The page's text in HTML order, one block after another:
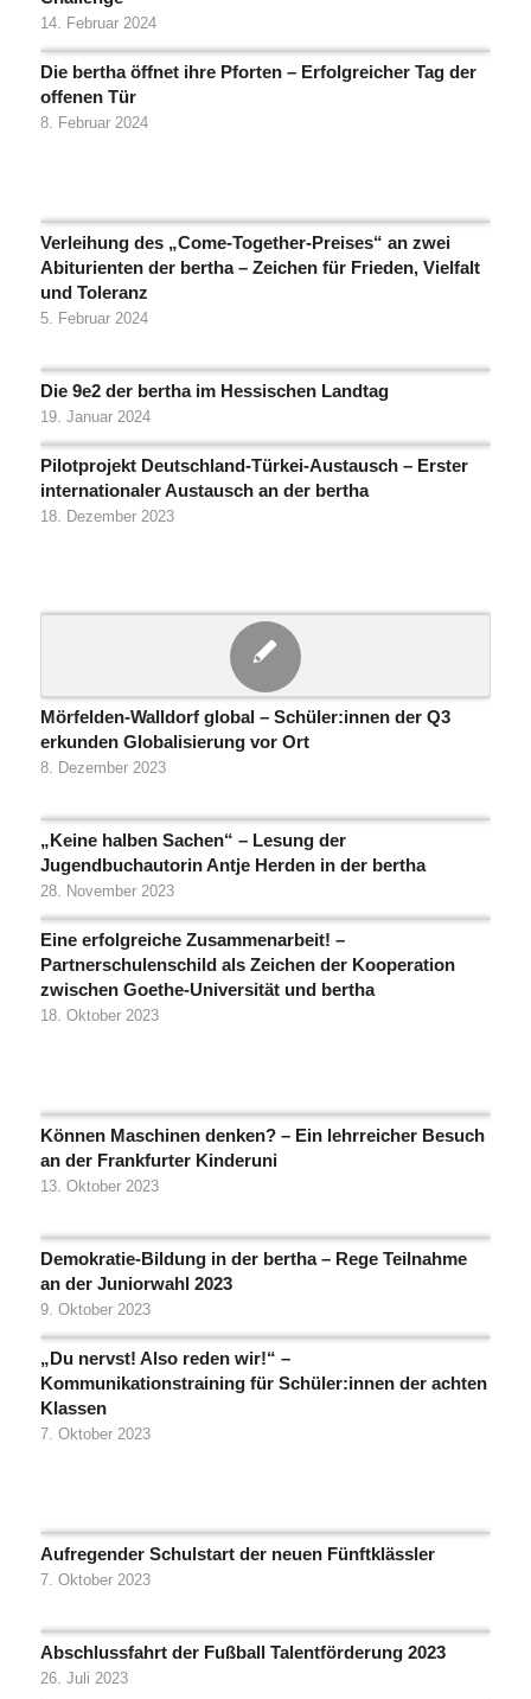
14. Februar 2024
Die bertha öffnet ihre Pforten – Erfolgreicher Tag der
offenen Tür
8. Februar 2024
Verleihung des „Come-Together-Preises“ an zwei
Abiturienten der bertha – Zeichen für Frieden, Vielfalt
und Toleranz
5. Februar 2024
Die 9e2 der bertha im Hessischen Landtag
19. Januar 2024
Pilotprojekt Deutschland-Türkei-Austausch – Erster
internationaler Austausch an der bertha
18. Dezember 2023
Mörfelden-Walldorf global – Schüler:innen der Q3
erkunden Globalisierung vor Ort
8. Dezember 2023
„Keine halben Sachen“ – Lesung der
Jugendbuchautorin Antje Herden in der bertha
28. November 2023
Eine erfolgreiche Zusammenarbeit! –
Partnerschulenschild als Zeichen der Kooperation
zwischen Goethe-Universität und bertha
18. Oktober 2023
Können Maschinen denken? – Ein lehrreicher Besuch
an der Frankfurter Kinderuni
13. Oktober 2023
Demokratie-Bildung in der bertha – Rege Teilnahme
an der Juniorwahl 2023
9. Oktober 2023
„Du nervst! Also reden wir!“ –
Kommunikationstraining für Schüler:innen der achten
Klassen
7. Oktober 2023
Aufregender Schulstart der neuen Fünftklässler
7. Oktober 2023
Abschlussfahrt der Fußball Talentförderung 2023
26. Juli 2023